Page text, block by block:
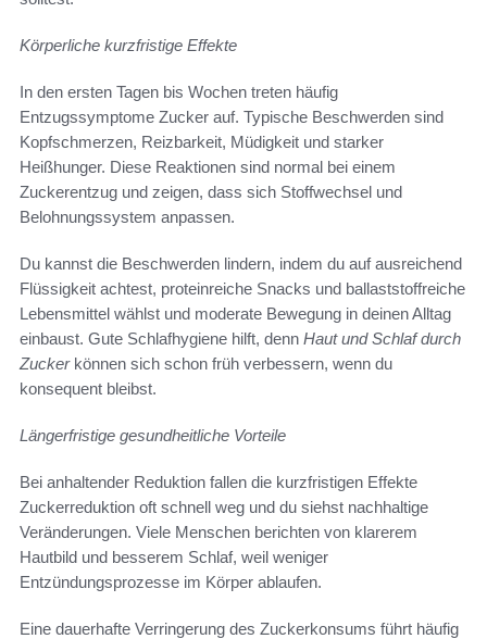
Körperliche kurzfristige Effekte
In den ersten Tagen bis Wochen treten häufig
Entzugssymptome Zucker auf. Typische Beschwerden sind
Kopfschmerzen, Reizbarkeit, Müdigkeit und starker
Heißhunger. Diese Reaktionen sind normal bei einem
Zuckerentzug und zeigen, dass sich Stoffwechsel und
Belohnungssystem anpassen.
Du kannst die Beschwerden lindern, indem du auf ausreichend
Flüssigkeit achtest, proteinreiche Snacks und ballaststoffreiche
Lebensmittel wählst und moderate Bewegung in deinen Alltag
einbaust. Gute Schlafhygiene hilft, denn Haut und Schlaf durch
Zuckerkönnen sich schon früh verbessern, wenn du
konsequent bleibst.
Längerfristige gesundheitliche Vorteile
Bei anhaltender Reduktion fallen die kurzfristigen Effekte
Zuckerreduktion oft schnell weg und du siehst nachhaltige
Veränderungen. Viele Menschen berichten von klarerem
Hautbild und besserem Schlaf, weil weniger
Entzündungsprozesse im Körper ablaufen.
Eine dauerhafte Verringerung des Zuckerkonsums führt häufig